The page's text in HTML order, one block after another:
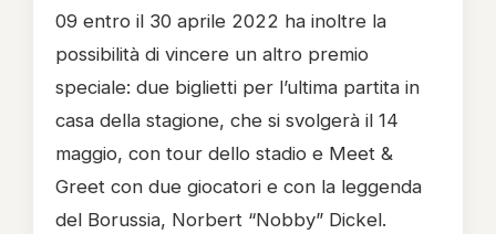
09 entro il 30 aprile 2022 ha inoltre la
possibilità di vincere un altro premio
speciale: due biglietti per l’ultima partita in
casa della stagione, che si svolgerà il 14
maggio, con tour dello stadio e Meet &
Greet con due giocatori e con la leggenda
del Borussia, Norbert “Nobby” Dickel.